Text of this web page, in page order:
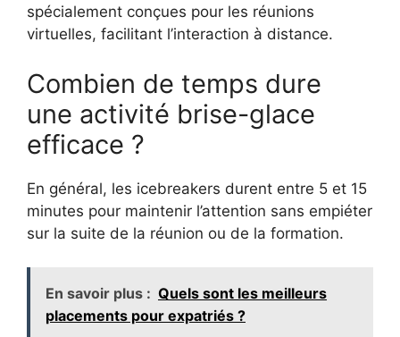
spécialement conçues pour les réunions
virtuelles, facilitant l’interaction à distance.
Combien de temps dure
une activité brise-glace
efficace ?
En général, les icebreakers durent entre 5 et 15
minutes pour maintenir l’attention sans empiéter
sur la suite de la réunion ou de la formation.
En savoir plus : Quels sont les meilleurs
placements pour expatriés ?